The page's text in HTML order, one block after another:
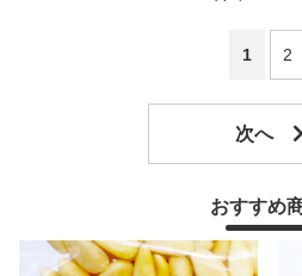
1 2
おすすめ